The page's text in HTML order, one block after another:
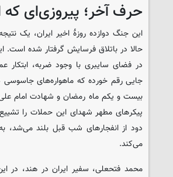
حرف آخر؛ پیروزی‌ای
این جنگ دوازده روزهٔ اخیر ایران، یک
حالا در باتلاق فرسایش گرفتار شده
در فضای سایبری با وجود ضربه،
جایی رقم خورده که ماهواره‌های
بیست و یکم ماه رمضان و شهادت امام
پیکرهای مطهر شهدای این حملات را
دود از انفجارهای شب قبل بلند می‌شد،
می‌کند.
محمد فتحعلی، سفیر ایران در هند، در